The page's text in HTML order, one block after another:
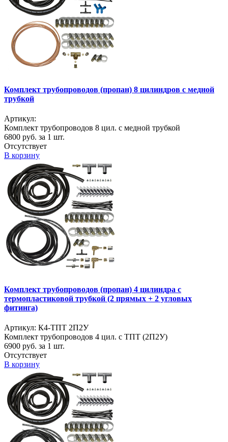
Комплект трубопроводов (пропан) 8 цилиндров с медной
трубкой
Артикул:
Комплект трубопроводов 8 цил. с медной трубкой
6800 руб. за 1 шт.
Отсутствует
В корзину
Комплект трубопроводов (пропан) 4 цилиндра с
термопластиковой трубкой (2 прямых + 2 угловых
фитинга)
Артикул: К4-ТПТ 2П2У
Комплект трубопроводов 4 цил. с ТПТ (2П2У)
6900 руб. за 1 шт.
Отсутствует
В корзину